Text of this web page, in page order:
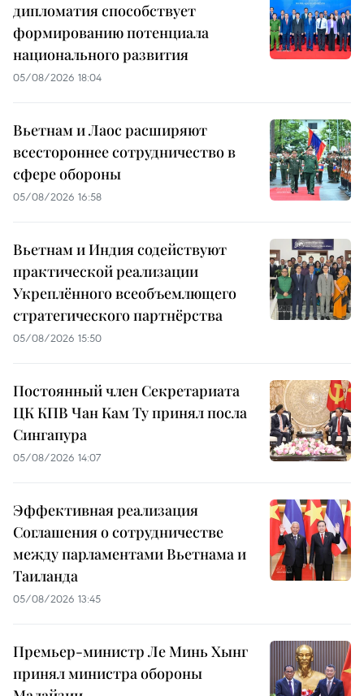
дипломатия способствует
формированию потенциала
национального развития
05/08/2026 18:04
Вьетнам и Лаос расширяют
всестороннее сотрудничество в
сфере обороны
05/08/2026 16:58
Вьетнам и Индия содействуют
практической реализации
Укреплённого всеобъемлющего
стратегического партнёрства
05/08/2026 15:50
Постоянный член Секретариата
ЦК КПВ Чан Кам Ту принял посла
Сингапура
05/08/2026 14:07
Эффективная реализация
Соглашения о сотрудничестве
между парламентами Вьетнама и
Таиланда
05/08/2026 13:45
Премьер-министр Ле Минь Хынг
принял министра обороны